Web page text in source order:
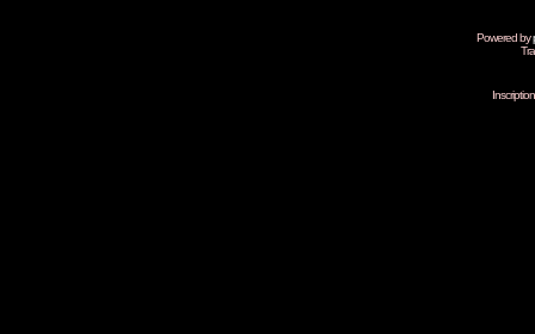
Powered by